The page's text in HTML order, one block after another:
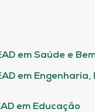
em Saúde e
em Engenharia,
em Educação